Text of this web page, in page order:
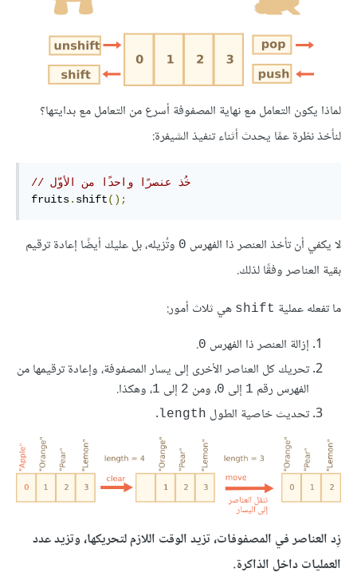
لماذا يكون التعامل مع نهاية المصفوفة أسرع من التعامل مع بدايتها؟
لنأخذ نظرة عمًا يحدث أثناء تنفيذ الشيفرة:
// خُذ عنصرًا واحدًا من الأوّل
fruits. shift();
لا يكفي أن تأخذ العنصر ذا الفهرس 0 وتُزيله، بل عليك أيضًا إعادة ترقيم
بقية العناصر وفقًا لذلك.
ما تفعله عملية shift هي ثلاث أمور:
إزالة العنصر ذا الفهرس 0
.
تحريك كل العناصر الأخرى إلى يسار المصفوفة، وإعادة ترقيمها من
الفهرس رقم 1 إلى 0، ومن 2 إلى 1، وهكذا.
تحديث خاصية الطول length
.
زِد العناصر في المصفوفات، تزيد الوقت اللازم لتحريكها، وتزيد عدد
العمليات داخل الذاكرة.